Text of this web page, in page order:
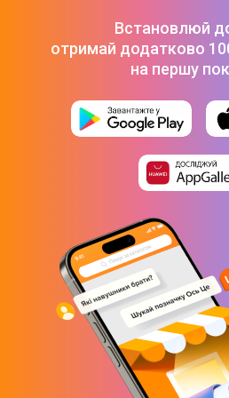
Встановлюй
отримай додатково
на першу